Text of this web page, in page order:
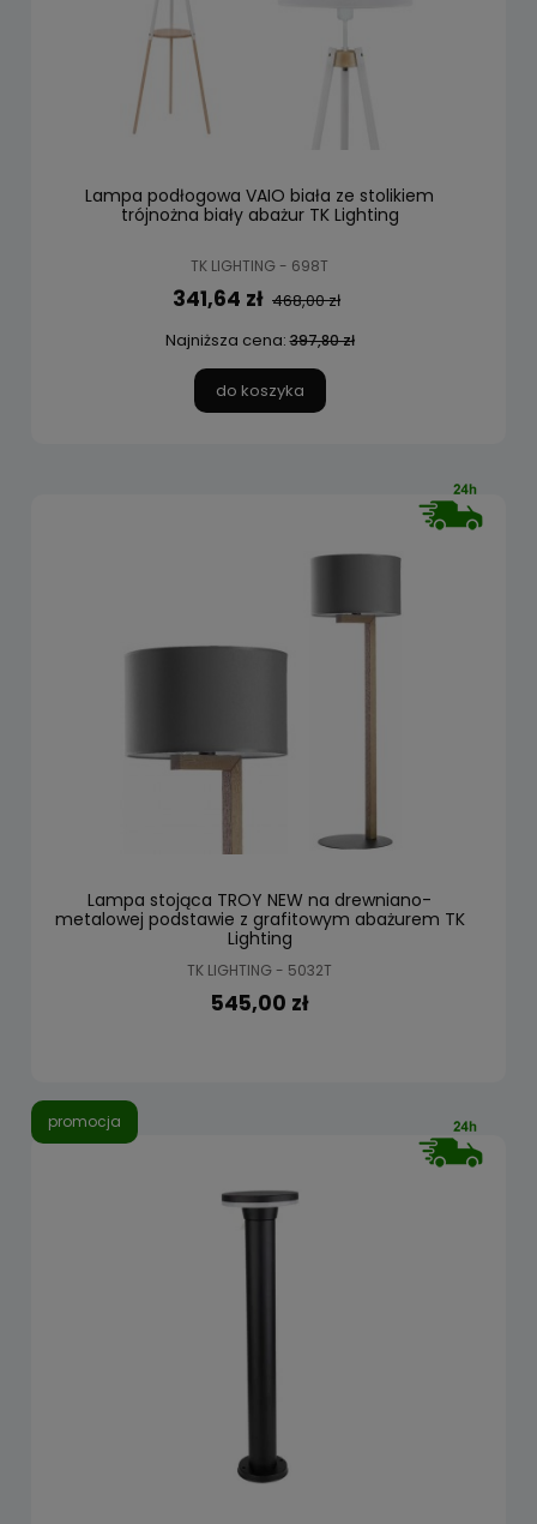
Lampa podłogowa VAIO biała ze stolikiem
trójnożna biały abażur TK Lighting
TK LIGHTING - 698T
341,64 zł 468,00 zł
Najniższa cena:397,80 zł
do koszyka
Lampa stojąca TROY NEW na drewniano-
metalowej podstawie z grafitowym abażurem TK
Lighting
TK LIGHTING - 5032T
545,00 zł
promocja